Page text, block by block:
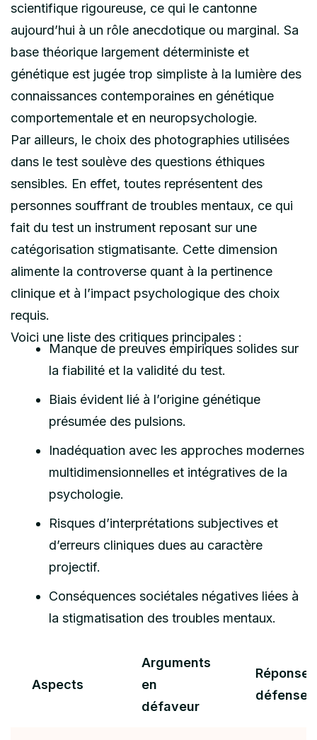
scientifique rigoureuse, ce qui le cantonne
aujourd’hui à un rôle anecdotique ou marginal. Sa
base théorique largement déterministe et
génétique est jugée trop simpliste à la lumière des
connaissances contemporaines en génétique
comportementale et en neuropsychologie.
Par ailleurs, le choix des photographies utilisées
dans le test soulève des questions éthiques
sensibles. En effet, toutes représentent des
personnes souffrant de troubles mentaux, ce qui
fait du test un instrument reposant sur une
catégorisation stigmatisante. Cette dimension
alimente la controverse quant à la pertinence
clinique et à l’impact psychologique des choix
requis.
Voici une liste des critiques principales :
Manque de preuves empiriques solides sur
la fiabilité et la validité du test.
Biais évident lié à l’origine génétique
présumée des pulsions.
Inadéquation avec les approches modernes
multidimensionnelles et intégratives de la
psychologie.
Risques d’interprétations subjectives et
d’erreurs cliniques dues au caractère
projectif.
Conséquences sociétales négatives liées à
la stigmatisation des troubles mentaux.
Aspects
Arguments
en
défaveur